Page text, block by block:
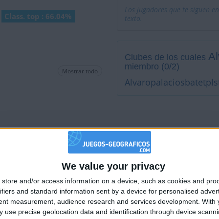
We value your privacy
store and/or access information on a device, such as cookies and
and standard information sent by a device for personalised
measurement, audience research and services development. With
use precise geolocation data and identification through device
Class. top : 66.04%
Mostrar todo
Los jugadores que te siguen
texto.
Clubes de los cuales
miembro (0/2)
🇺🇸 We noticed you’re visiting from
an English-speaking country
Join our American version now and be among
the firsts to submit your score on our